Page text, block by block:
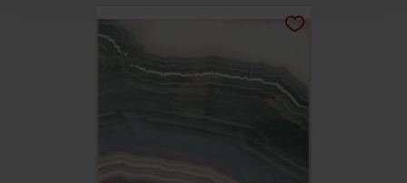
analizować ruch w naszej witrynie. Informacje o tym, jak
korzystasz z naszej witryny, udostępniamy partnerom
społecznościowym, reklamowym i analitycznym.
Partnerzy mogą połączyć te informacje z innymi danymi
otrzymanymi od Ciebie lub uzyskanymi podczas